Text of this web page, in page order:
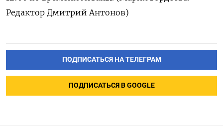
Редактор Дмитрий Антонов)
ПОДПИСАТЬСЯ НА ТЕЛЕГРАМ
ПОДПИСАТЬСЯ В GOOGLE